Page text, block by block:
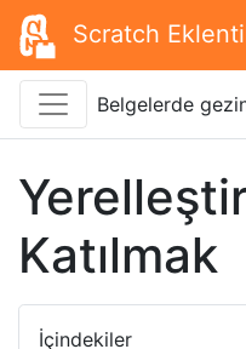
Scratch
Belgelerde
İçindekiler
Katılmak